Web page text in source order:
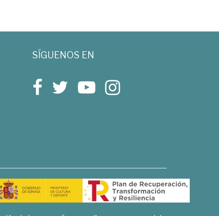
SÍGUENOS EN